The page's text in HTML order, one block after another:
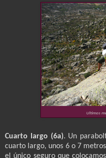
Ultimos
Cuarto largo (6a). Un
cuarto largo, unos 6 o 7
el único seguro que